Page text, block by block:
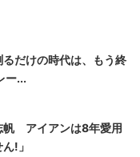
るだけの時代は、もう終
ー...
帆 アイアンは8年愛用
!」